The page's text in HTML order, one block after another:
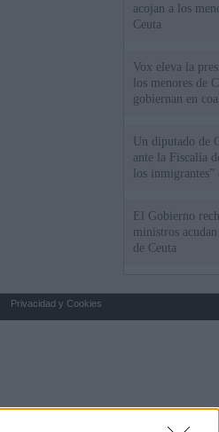
acojan a los
Ceuta
Vox eleva la
los menores de
gobiernan en
Un diputado de
ante la Fiscalía
los inmigrantes”
El Gobierno
ministros
de Ceuta
Privacidad y Cookies